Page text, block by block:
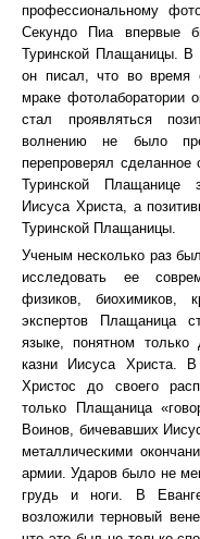
профессиональному
Секундо Пиа впервые
Туринской Плащаницы. В
он писал, что во время
мраке фотолаборатории
стал проявляться
волнению не было
перепроверял
Туринской Плащанице
Иисуса Христа, а
Туринской Плащаницы.
Ученым несколько раз
исследовать ее
физиков, биохимиков,
экспертов Плащаница
языке, понятном
казни Иисуса Христа.
Христос до своего
только Плащаница
Воинов, бичевавших
металлическими
армии. Ударов было не
грудь и ноги. В
возложили терновый